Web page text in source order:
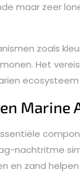
maar zeer
zoals
Het
Marine
nachtritme
en zand